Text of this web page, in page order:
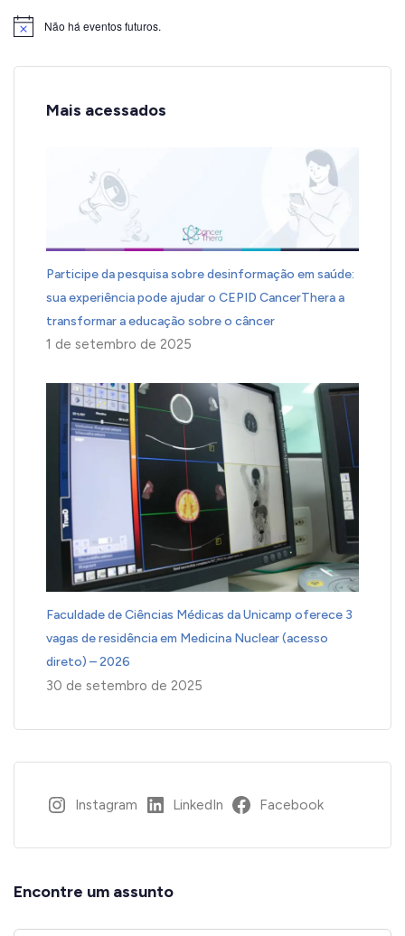
Notice Não há eventos futuros.
Mais acessados
Participe da pesquisa sobre desinformação em saúde:
sua experiência pode ajudar o CEPID CancerThera a
transformar a educação sobre o câncer
1 de setembro de 2025
Faculdade de Ciências Médicas da Unicamp oferece 3
vagas de residência em Medicina Nuclear (acesso
direto) – 2026
30 de setembro de 2025
Instagram LinkedIn Facebook
Encontre um assunto